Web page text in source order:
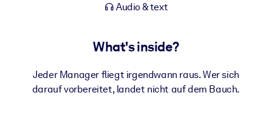
Audio & text
What's inside?
Jeder Manager fliegt irgendwann raus. Wer sich
darauf vorbereitet, landet nicht auf dem Bauch.